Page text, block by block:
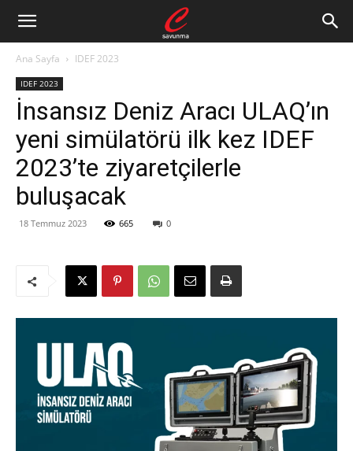
Ana Sayfa IDEF 2023
IDEF 2023
İnsansız Deniz Aracı ULAQ’ın
yeni simülatörü ilk kez IDEF
2023’te ziyaretçilerle
buluşacak
18 Temmuz 2023 665 0